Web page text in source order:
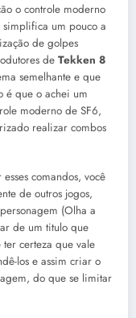
o controle moderno
um pouco a
de golpes
de Tekken 8
semelhante e que
é que o achei um
moderno de SF6,
realizar combos
comandos, você
de outros jogos,
(Olha a
de um titulo que
certeza que vale
los e assim criar o
do que se limitar